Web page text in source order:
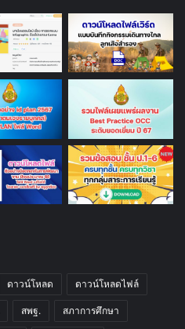
ดาวน์โหลด ดาวน์โหลดไฟล์
สพฐ. สภาการศึกษา